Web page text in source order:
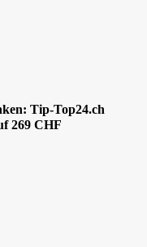
Tip-Top24.ch
269 CHF